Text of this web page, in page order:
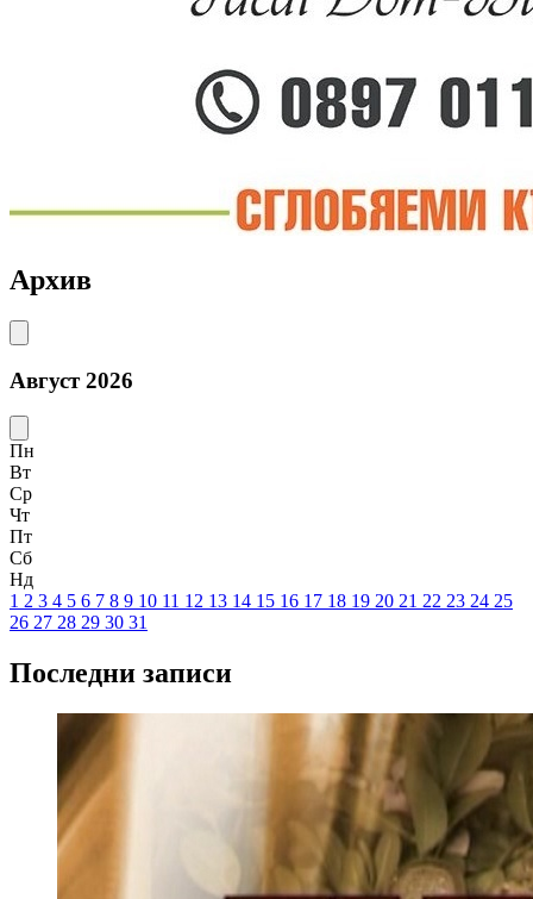
Архив
Август 2026
Пн
Вт
Ср
Чт
Пт
Сб
Нд
1 2 3 4 5 6 7 8 9 10 11 12 13 14 15 16 17 18 19 20 21 22 23 24 25
26 27 28 29 30 31
Последни записи